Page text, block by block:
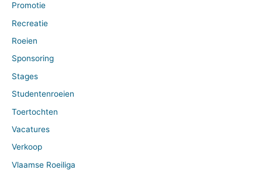
Promotie
Recreatie
Roeien
Sponsoring
Stages
Studentenroeien
Toertochten
Vacatures
Verkoop
Vlaamse Roeiliga